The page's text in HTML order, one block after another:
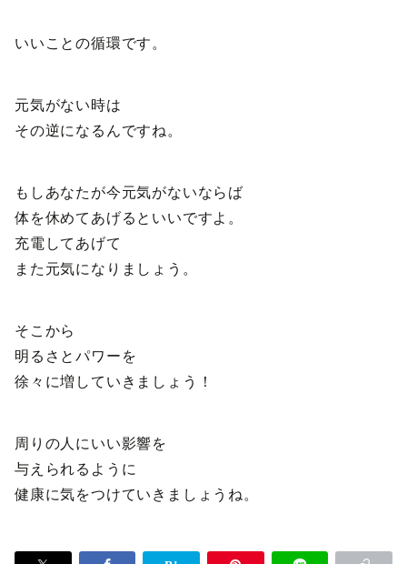
いいことの循環です。
元気がない時は
その逆になるんですね。
もしあなたが今元気がないならば
体を休めてあげるといいですよ。
充電してあげて
また元気になりましょう。
そこから
明るさとパワーを
徐々に増していきましょう！
周りの人にいい影響を
与えられるように
健康に気をつけていきましょうね。